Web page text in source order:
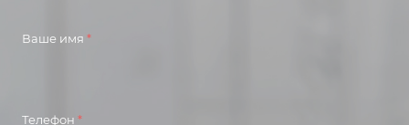
Ваше имя *
Телефон *